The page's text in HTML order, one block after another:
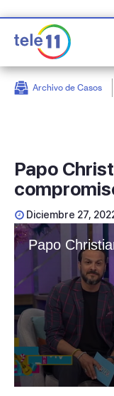
Archivo de Casos
Papo
Diciembre 27,
post